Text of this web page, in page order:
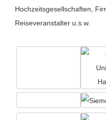
Hochzeitsgesellschaften,
Reiseveranstalter u.s.w.